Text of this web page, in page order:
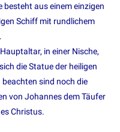
besteht aus einem einzigen
Schiff mit rundlichem
in einer Nische,
die Statue der heiligen
beachten sind noch die
von Johannes dem Täufer
Christus.